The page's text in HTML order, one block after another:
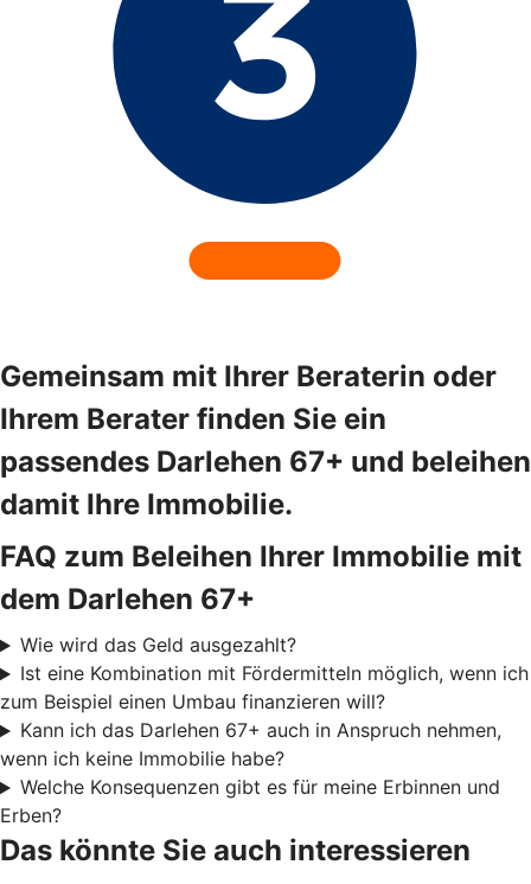
Gemeinsam mit Ihrer Beraterin oder
Ihrem Berater finden Sie ein
passendes Darlehen 67+ und beleihen
damit Ihre Immobilie.
FAQ zum Beleihen Ihrer Immobilie mit
dem Darlehen 67+
Wie wird das Geld ausgezahlt?
Ist eine Kombination mit Fördermitteln möglich, wenn ich
zum Beispiel einen Umbau finanzieren will?
Kann ich das Darlehen 67+ auch in Anspruch nehmen,
wenn ich keine Immobilie habe?
Welche Konsequenzen gibt es für meine Erbinnen und
Erben?
Das könnte Sie auch interessieren